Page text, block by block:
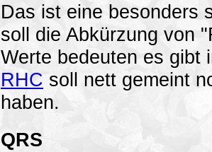
Das ist eine besonders
soll die Abkürzung von
Werte bedeuten es gibt
RHC soll nett gemeint
haben.
QRS